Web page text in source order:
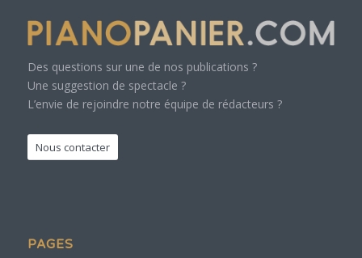
Des questions sur une de nos publications ?
Une suggestion de spectacle ?
L’envie de rejoindre notre équipe de rédacteurs ?
Nous contacter
PAGES